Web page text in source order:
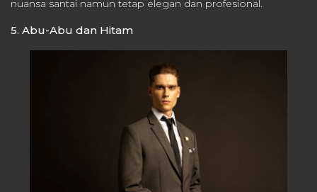
nuansa santai namun tetap elegan dan profesional.
5. Abu-Abu dan Hitam